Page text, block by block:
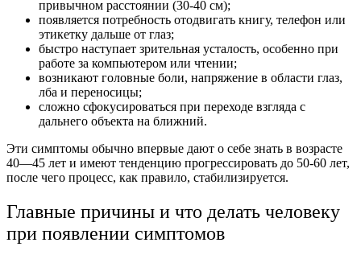
привычном расстоянии (30-40 см);
появляется потребность отодвигать книгу, телефон или
этикетку дальше от глаз;
быстро наступает зрительная усталость, особенно при
работе за компьютером или чтении;
возникают головные боли, напряжение в области глаз,
лба и переносицы;
сложно сфокусироваться при переходе взгляда с
дальнего объекта на ближний.
Эти симптомы обычно впервые дают о себе знать в возрасте
40—45 лет и имеют тенденцию прогрессировать до 50-60 лет,
после чего процесс, как правило, стабилизируется.
Главные причины и что делать человеку
при появлении симптомов